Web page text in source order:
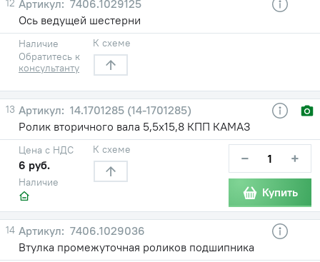
12
7406.1029125
Ось ведущей шестерни
Наличие
Обратитесь к
консультанту
К схеме
13
14.1701285 (14-1701285)
Ролик вторичного вала 5,5х15,8 КПП КАМАЗ
Наличие
Цена с НДС
6 руб.
К схеме − +
Купить
14
7406.1029036
Втулка промежуточная роликов подшипника